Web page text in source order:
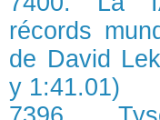
récords
de David
y 1:41.01)